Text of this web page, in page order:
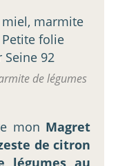
de légumes
mon Magret
de citron
légumes au